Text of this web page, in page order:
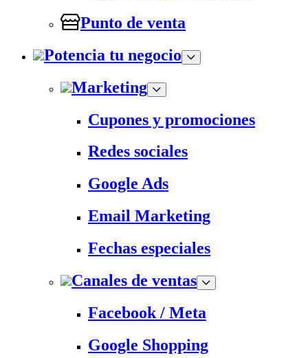
Punto de venta
Potencia tu negocio
Marketing
Cupones y promociones
Redes sociales
Google Ads
Email Marketing
Fechas especiales
Canales de ventas
Facebook / Meta
Google Shopping